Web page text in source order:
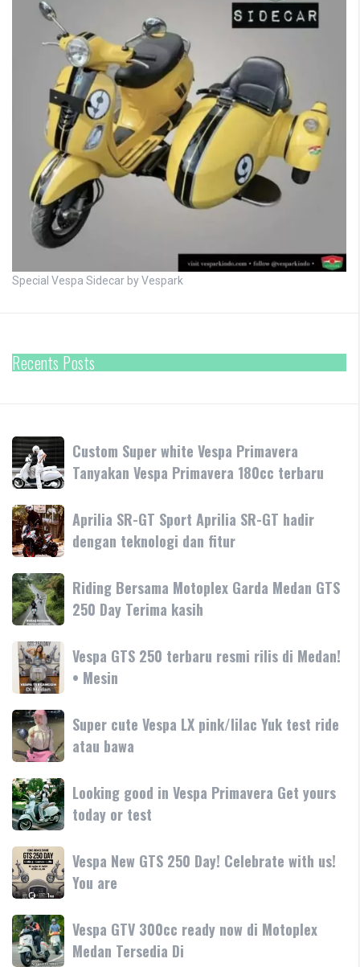
Special Vespa Sidecar by Vespark
Recents Posts
Custom
Super
white
Vespa
Primavera
Tanyakan
Vespa
Primavera
180cc
terbaru
Custom Super white Vespa Primavera
Tanyakan Vespa Primavera 180cc terbaru
Aprilia
SR-
GT
Sport
Aprilia
SR-
GT
hadir
dengan
teknologi
fitur
Aprilia SR-GT Sport Aprilia SR-GT hadir
dengan teknologi dan fitur
Riding
Bersama
Motoplex
Garda
Medan
GTS
250
Day
Terima
kasih
Riding Bersama Motoplex Garda Medan GTS
250 Day Terima kasih
Vespa
GTS
250
terbaru
resmi
rilis
di
Medan!
•
Mesin
Vespa GTS 250 terbaru resmi rilis di Medan!
• Mesin
Super
cute
Vespa
LX
pink/lilac
Yuk
test
ride
atau
bawa
Super cute Vespa LX pink/lilac Yuk test ride
atau bawa
Looking
good
in
Vespa
Primavera
Get
yours
today
or
test
Looking good in Vespa Primavera Get yours
today or test
Vespa
New
GTS
250
Day!
Celebrate
Vespa New GTS 250 Day! Celebrate with us!
You are
Vespa
GTV
300cc
Vespa GTV 300cc ready now di Motoplex
Medan Tersedia Di